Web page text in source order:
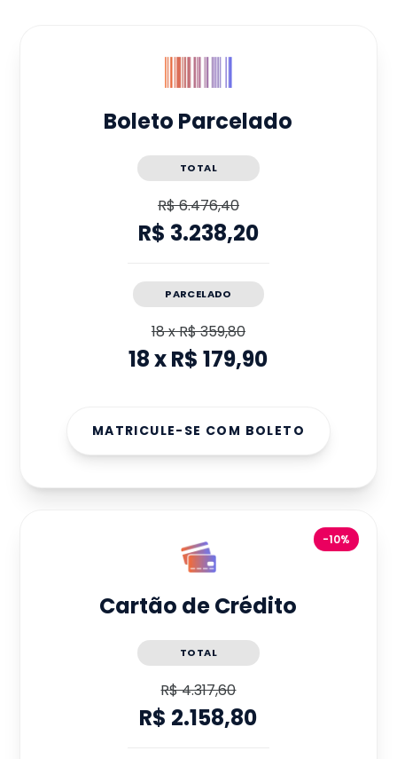
Boleto Parcelado
TOTAL
R$ 6.476,40
R$ 3.238,20
PARCELADO
18xR$ 359,80
18xR$ 179,90
MATRICULE-SE COM BOLETO
-10%
Cartão de Crédito
TOTAL
R$ 4.317,60
R$ 2.158,80